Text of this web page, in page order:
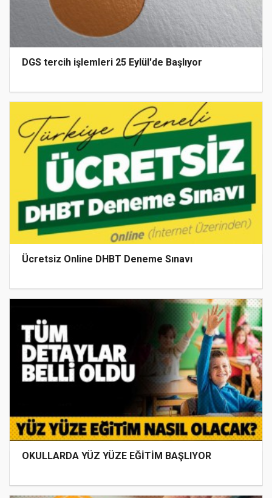
DGS tercih işlemleri 25 Eylül'de Başlıyor
Ücretsiz Online DHBT Deneme Sınavı
OKULLARDA YÜZ YÜZE EĞİTİM BAŞLIYOR